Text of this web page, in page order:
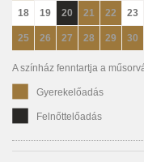
18 19 20 21 22 23
25 26 27 28 29 30
A színház fenntartja a
Gyerekelőadás
Felnőttelőadás